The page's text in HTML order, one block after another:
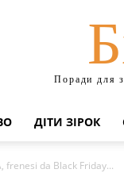
Поради для
ДІТИ ЗІРОК
frenesi da Black Friday...